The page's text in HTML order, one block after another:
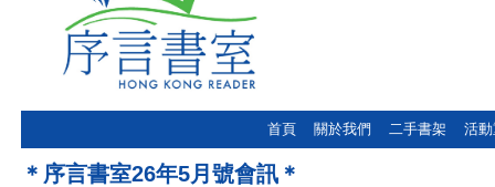
首頁 關於我們 二手書架 活
＊ 序言書室26年5月號會訊＊